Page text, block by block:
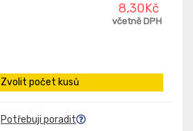
8,30Kč
včetně DPH
Zvolit počet kusů
Potřebuji poradit